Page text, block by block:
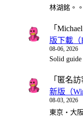
林湖銘。
「
版下載（
08-06, 2026
Solid
「 匿名訪
新版（
08-03, 2026
東京・大